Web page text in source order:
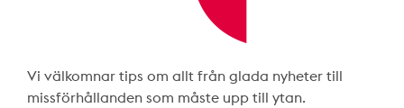
Vi välkomnar tips om allt från glada nyheter till
missförhållanden som måste upp till ytan.